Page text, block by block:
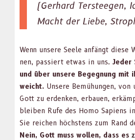
(Ger­hard Ter­stee­gen,
Macht der Liebe,
Wenn unsere Seele anfängt diese
nen, passiert etwas in uns. Jed­er
und über unsere Begeg­nung mit
weicht. Unsere Bemühun­gen, von
Gott zu erdenken, erbauen,
bleiben Rufe des Homo Sapi­ens
Sie reichen höch­stens zum Rand
Nein, Gott muss wollen, dass es